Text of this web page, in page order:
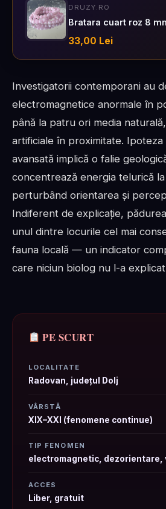
DRUZY.RO
Bratara cuart roz 8
33,00 Lei
Investigatorii contemporani au
electromagnetice anormale în
până la patru ori media
artificiale în proximitate. Ipoteza
avansată implică o falie
concentrează energia telurică
perturbând orientarea și
Indiferent de explicație,
unul dintre locurile cel mai
fauna locală — un indicator
care niciun biolog nu l-a
PE SCURT
LOCALITATE
Radovan, județul Dolj
VÂRSTĂ
XIX–XXI (fenomene continue)
TIP FENOMEN
electromagnetic, dezorientare,
ACCES
Liber, gratuit